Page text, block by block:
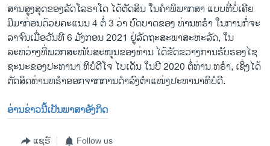
ສານສູງສຸດຂອງລັດໂລຣາໂດ ໄດ້ຕັດສິນ ​ໃນ​ຄຳ​ພິ​ພາກ​ສາ ແບບທີ່ບໍ່ເຄີຍ
ມີມາກ່ອນດ້ວຍຄະແນນ 4 ຕໍ່ 3 ວ່າ ບົດບາດຂອງ ທ່ານທຣຳ ໃນການກໍ່​ຈະ​
ລາ​ຈົນ​ເມື່ອວັນທີ 6 ມັງກອນ 2021 ຢູ່ລັດຖະສະພາສະຫະລັດ, ໃນ
ລະຫວ່າງທີ່ພວກສະໜັບສະໜຸນຂອງທ່ານ ໄດ້ຂັດຂວາງການຮັບຮອງໄຊ
ຊະນະຂອງປະທານາ ທິບໍດີໂຈ ໄບເດັນ ໃນປີ 2020 ຕໍ່ທ່ານ ທຣຳ, ເຊິ່ງໄດ້
ຕັດສິດທ່ານທຣຳອອກຈາກການດຳລົງຕຳແໜ່ງປະທານາທິບໍດີ.
ອ່ານຂ່າວນີ້ເປັນພາສາອັງກິດ
ແຊຣ໌ Follow us